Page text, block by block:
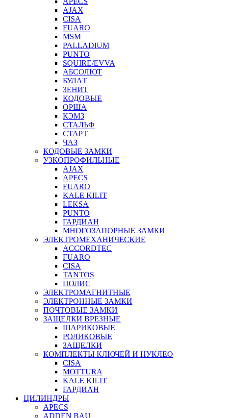
AJAX
CISA
FUARO
MSM
PALLADIUM
PUNTO
SQUIRE/EVVA
АБСОЛЮТ
БУЛАТ
ЗЕНИТ
КОДОВЫЕ
ОРША
КЭМЗ
СТАЛЬФ
СТАРТ
ЧАЗ
КОДОВЫЕ ЗАМКИ
УЗКОПРОФИЛЬНЫЕ
AJAX
APECS
FUARO
KALE KILIT
LEKSA
PUNTO
ГАРДИАН
МНОГОЗАПОРНЫЕ ЗАМКИ
ЭЛЕКТРОМЕХАНИЧЕСКИЕ
ACCORDTEC
FUARO
CISA
TANTOS
ПОЛИС
ЭЛЕКТРОМАГНИТНЫЕ
ЭЛЕКТРОННЫЕ ЗАМКИ
ПОЧТОВЫЕ ЗАМКИ
ЗАЩЕЛКИ ВРЕЗНЫЕ
ШАРИКОВЫЕ
РОЛИКОВЫЕ
ЗАЩЕЛКИ
КОМПЛЕКТЫ КЛЮЧЕЙ И НУКЛЕО
CISA
MOTTURA
KALE KILIT
ГАРДИАН
ЦИЛИНДРЫ
APECS
ADDEN BAU